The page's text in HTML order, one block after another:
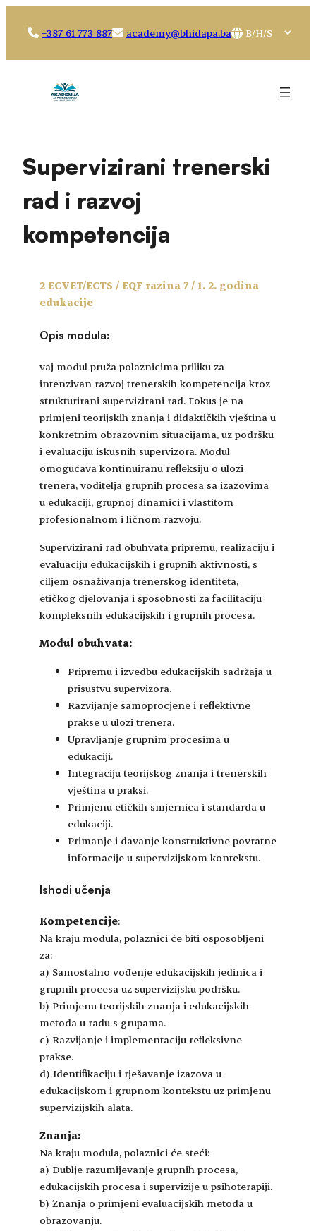
+387 61 773 887 academy@bhidapa.ba
Choose
Supervizirani trenerski
rad i razvoj
kompetencija
2 ECVET/ECTS / EQF razina 7 / 1. 2. godina
edukacije
Opis modula:
vaj modul pruža polaznicima priliku za
intenzivan razvoj trenerskih kompetencija kroz
strukturirani supervizirani rad. Fokus je na
primjeni teorijskih znanja i didaktičkih vještina u
konkretnim obrazovnim situacijama, uz podršku
i evaluaciju iskusnih supervizora. Modul
omogućava kontinuiranu refleksiju o ulozi
trenera, voditelja grupnih procesa sa izazovima
u edukaciji, grupnoj dinamici i vlastitom
profesionalnom i ličnom razvoju.
Supervizirani rad obuhvata pripremu, realizaciju i
evaluaciju edukacijskih i grupnih aktivnosti, s
ciljem osnaživanja trenerskog identiteta,
etičkog djelovanja i sposobnosti za facilitaciju
kompleksnih edukacijskih i grupnih procesa.
Modul obuhvata:
Pripremu i izvedbu edukacijskih sadržaja u
prisustvu supervizora.
Razvijanje samoprocjene i reflektivne
prakse u ulozi trenera.
Upravljanje grupnim procesima u
edukaciji.
Integraciju teorijskog znanja i trenerskih
vještina u praksi.
Primjenu etičkih smjernica i standarda u
edukaciji.
Primanje i davanje konstruktivne povratne
informacije u supervizijskom kontekstu.
Ishodi učenja
Kompetencije:
Na kraju modula, polaznici će biti osposobljeni
za:
a) Samostalno vođenje edukacijskih jedinica i
grupnih procesa uz supervizijsku podršku.
b) Primjenu teorijskih znanja i edukacijskih
metoda u radu s grupama.
c) Razvijanje i implementaciju refleksivne
prakse.
d) Identifikaciju i rješavanje izazova u
edukacijskom i grupnom kontekstu uz primjenu
supervizijskih alata.
Znanja:
Na kraju modula, polaznici će steći:
a) Dublje razumijevanje grupnih procesa,
edukacijskih procesa i supervizije u psihoterapiji.
b) Znanja o primjeni evaluacijskih metoda u
obrazovanju.